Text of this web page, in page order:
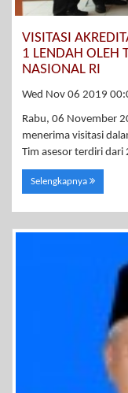
VISITASI
1 LENDAH OLEH
NASIONAL RI
Wed Nov 06 2019
Rabu, 06 November
menerima visitasi
Tim asesor terdiri dari
Selengkapnya